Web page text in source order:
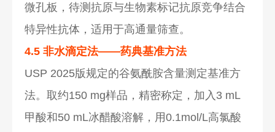
微孔板，待测抗原与生物素标记抗原竞争结合
特异性抗体，适用于高通量筛查。
4.5 非水滴定法——药典基准方法
USP 2025版规定的谷氨酰胺含量测定基准方
法。取约150 mg样品，精密称定，加入3 mL
甲酸和50 mL冰醋酸溶解，用0.1mol/L高氯酸